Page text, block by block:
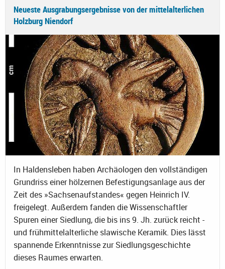
Neueste Ausgrabungsergebnisse von der mittelalterlichen
Holzburg Niendorf
In Haldensleben haben Archäologen den vollständigen
Grundriss einer hölzernen Befestigungsanlage aus der
Zeit des »Sachsenaufstandes« gegen Heinrich IV.
freigelegt. Außerdem fanden die Wissenschaftler
Spuren einer Siedlung, die bis ins 9. Jh. zurück reicht -
und frühmittelalterliche slawische Keramik. Dies lässt
spannende Erkenntnisse zur Siedlungsgeschichte
dieses Raumes erwarten.